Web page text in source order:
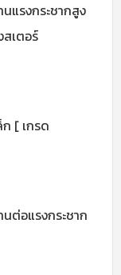
แรงกระชากสูง
เตอร์
[ เกรด
ต่อแรงกระชาก